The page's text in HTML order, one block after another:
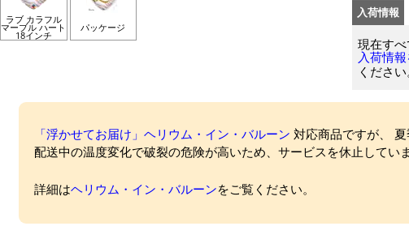
ラブ カラフル
マーブル ハート
18インチ
パッケージ
入荷情報
現在すべ
入荷情
ください
「浮かせてお届け」ヘリウム・イン・バルーン 対応商品ですが、 夏
配送中の温度変化で破裂の危険が高いため、サービスを休止していま
詳細はヘリウム・イン・バルーンをご覧ください。